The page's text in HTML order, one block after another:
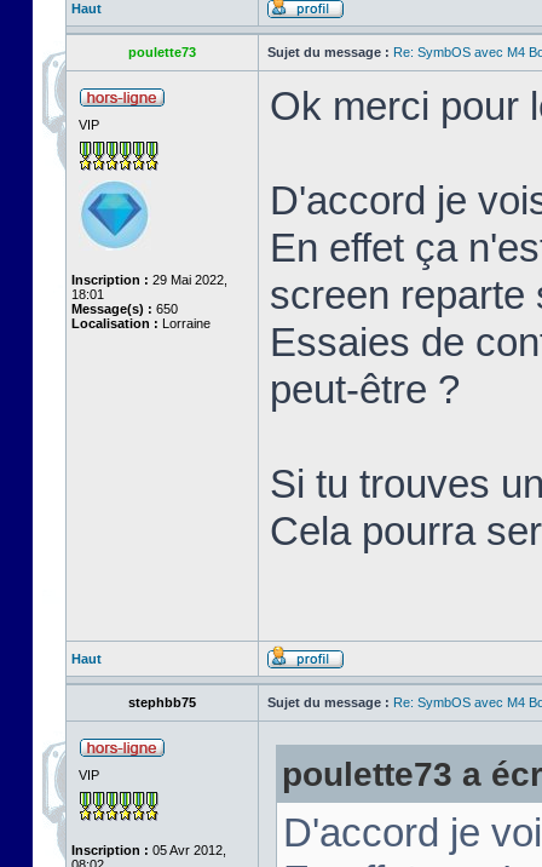
Haut
poulette73 Sujet du message : Re: SymbOS avec M4
VIP
Inscription : 29 Mai 2022,
18:01
Message(s) : 650
Localisation : Lorraine
Ok merci pour
D'accord je
En effet ça
screen reparte
Essaies de
peut-être ?
Si tu trouves
Cela pourra
Haut
stephbb75 Sujet du message : Re: SymbOS avec M4
VIP
Inscription : 05 Avr 2012,
poulette73 a
D'accord je